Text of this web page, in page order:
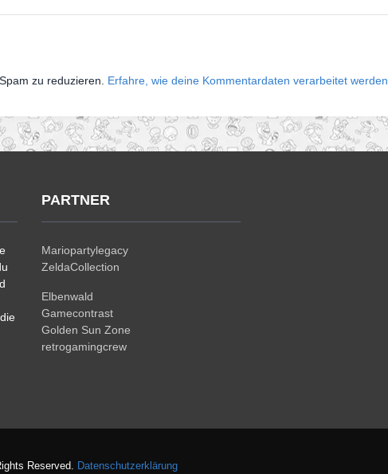
zu reduzieren. Erfahre, wie deine Kommentardaten verarbeitet werden.
PARTNER
Mariopartylegacy
ZeldaCollection
Elbenwald
Gamecontrast
Golden Sun Zone
retrogamingcrew
Reserved. Datenschutzerklärung